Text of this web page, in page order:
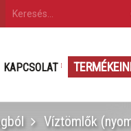
KAPCSOLAT
Víztömlők